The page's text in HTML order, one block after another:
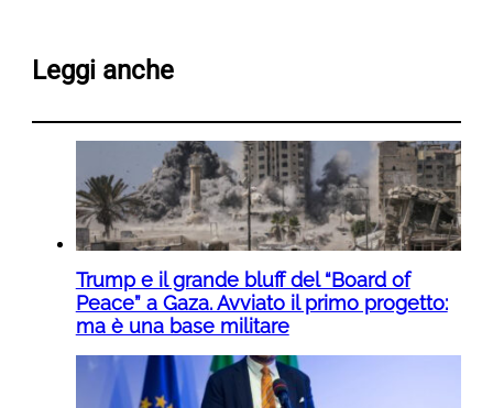
Leggi anche
Trump e il grande bluff del “Board of
Peace” a Gaza. Avviato il primo progetto:
ma è una base militare